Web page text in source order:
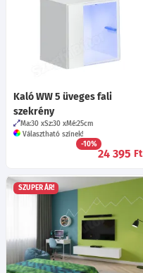
Kaló WW 5 üveges fali
szekrény
Ma:30 Sz:30 Mé:25cm
Választható színek!
-10%
24 395 Ft
SZUPER ÁR!